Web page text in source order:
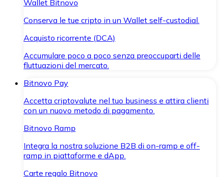
Wallet Bitnovo
Conserva le tue cripto in un Wallet self-custodial.
Acquisto ricorrente (DCA)
Accumulare poco a poco senza preoccuparti delle
fluttuazioni del mercato.
Bitnovo Pay
Accetta criptovalute nel tuo business e attira clienti
con un nuovo metodo di pagamento.
Bitnovo Ramp
Integra la nostra soluzione B2B di on-ramp e off-
ramp in piattaforme e dApp.
Carte regalo Bitnovo